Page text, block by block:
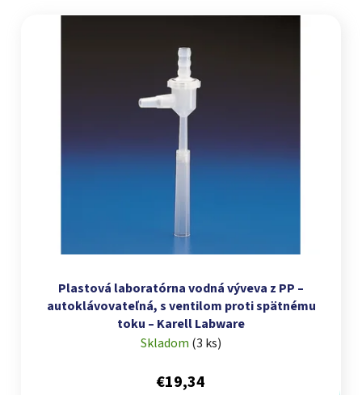
Výpis produktov
Plastová laboratórna vodná výveva z PP –
autoklávovateľná, s ventilom proti spätnému
toku – Karell Labware
Skladom (3 ks)
€19,34